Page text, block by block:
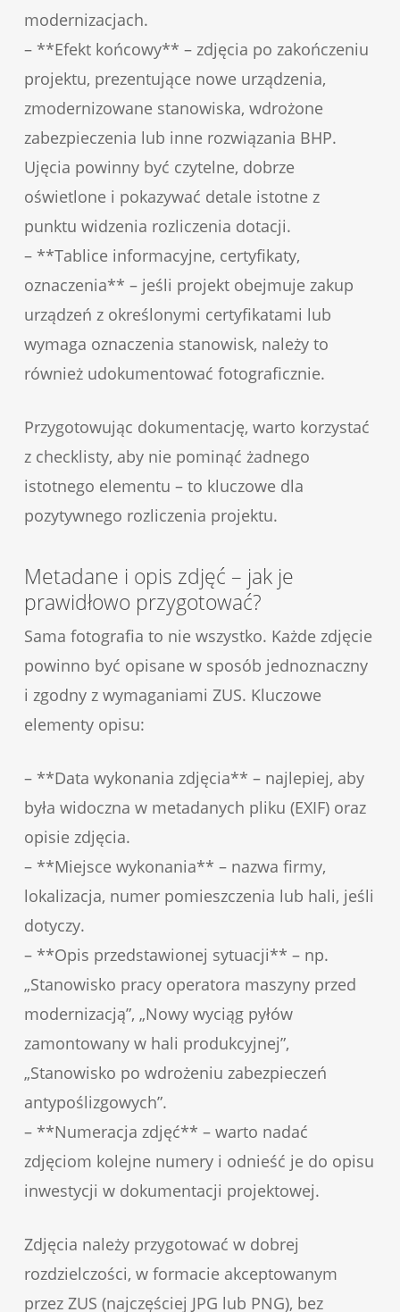
modernizacjach.
– **Efekt końcowy** – zdjęcia po zakończeniu
projektu, prezentujące nowe urządzenia,
zmodernizowane stanowiska, wdrożone
zabezpieczenia lub inne rozwiązania BHP.
Ujęcia powinny być czytelne, dobrze
oświetlone i pokazywać detale istotne z
punktu widzenia rozliczenia dotacji.
– **Tablice informacyjne, certyfikaty,
oznaczenia** – jeśli projekt obejmuje zakup
urządzeń z określonymi certyfikatami lub
wymaga oznaczenia stanowisk, należy to
również udokumentować fotograficznie.
Przygotowując dokumentację, warto korzystać
z checklisty, aby nie pominąć żadnego
istotnego elementu – to kluczowe dla
pozytywnego rozliczenia projektu.
Metadane i opis zdjęć – jak je
prawidłowo przygotować?
Sama fotografia to nie wszystko. Każde zdjęcie
powinno być opisane w sposób jednoznaczny
i zgodny z wymaganiami ZUS. Kluczowe
elementy opisu:
– **Data wykonania zdjęcia** – najlepiej, aby
była widoczna w metadanych pliku (EXIF) oraz
opisie zdjęcia.
– **Miejsce wykonania** – nazwa firmy,
lokalizacja, numer pomieszczenia lub hali, jeśli
dotyczy.
– **Opis przedstawionej sytuacji** – np.
„Stanowisko pracy operatora maszyny przed
modernizacją”, „Nowy wyciąg pyłów
zamontowany w hali produkcyjnej”,
„Stanowisko po wdrożeniu zabezpieczeń
antypoślizgowych”.
– **Numeracja zdjęć** – warto nadać
zdjęciom kolejne numery i odnieść je do opisu
inwestycji w dokumentacji projektowej.
Zdjęcia należy przygotować w dobrej
rozdzielczości, w formacie akceptowanym
przez ZUS (najczęściej JPG lub PNG), bez